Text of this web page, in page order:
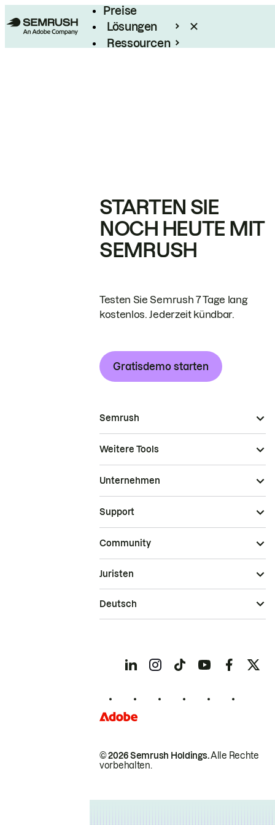
Preise
Lösungen
Ressourcen
STARTEN SIE
NOCH HEUTE MIT
SEMRUSH
Testen Sie Semrush 7 Tage lang
kostenlos. Jederzeit kündbar.
Gratisdemo starten
Semrush
Weitere Tools
Unternehmen
Support
Community
© 2026 Semrush Holdings.Alle Rechte
vorbehalten.
Juristen
Deutsch